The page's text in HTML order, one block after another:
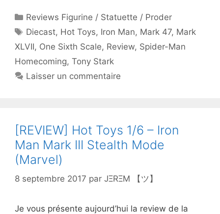
Catégories
Reviews Figurine / Statuette / Proder
Étiquettes
Diecast, Hot Toys, Iron Man, Mark 47, Mark
XLVII, One Sixth Scale, Review, Spider-Man
Homecoming, Tony Stark
Laisser un commentaire
[REVIEW] Hot Toys 1/6 – Iron
Man Mark III Stealth Mode
(Marvel)
8 septembre 2017 par JΞRΞM 【ツ】
Je vous présente aujourd’hui la review de la